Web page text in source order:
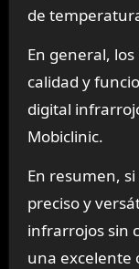
de
En general,
calidad y
digital
Mobiclinic.
En resumen,
preciso y
infrarrojos sin
una excelente